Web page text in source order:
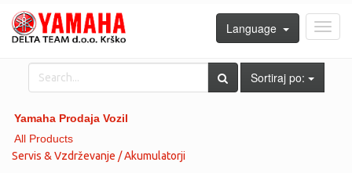
Language
Sortiraj po:
Yamaha Prodaja Vozil
All Products
Servis & Vzdrževanje / Akumulatorji